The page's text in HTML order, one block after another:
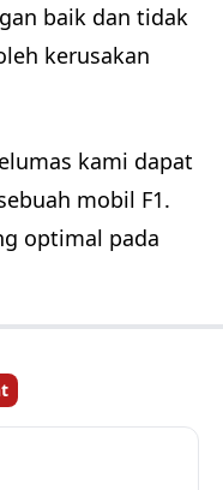
baik dan tidak
kerusakan
kami dapat
mobil F1.
optimal pada